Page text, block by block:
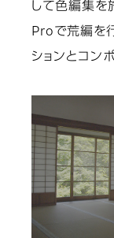
して色編集を
Proで荒編を
ションとコン